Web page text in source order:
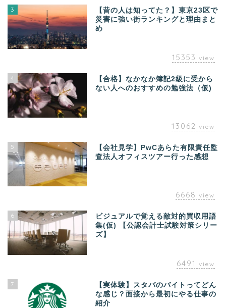
3
【昔の人は知ってた？】東京23区で
災害に強い街ランキングと理由まと
め
15353 view
4
【合格】なかなか簿記2級に受から
ない人へのおすすめの勉強法（仮)
13062 view
5
【会社見学】PwCあらた有限責任監
査法人オフィスツアー行った感想
6668 view
6
ビジュアルで覚える敵対的買収用語
集(仮) 【公認会計士試験対策シリー
ズ】
6491 view
7
【実体験】スタバのバイトってどん
な感じ？面接から最初にやる仕事の
紹介